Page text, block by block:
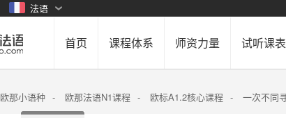
法语
首页 课程体系 师资力量 试听课表
欧那小语种 - 欧那法语N1课程 - 欧标A1.2核心课程 - 一次不同